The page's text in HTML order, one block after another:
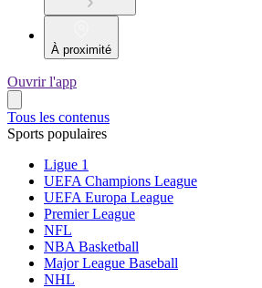
À proximité
Ouvrir l'app
Tous les contenus
Sports populaires
Ligue 1
UEFA Champions League
UEFA Europa League
Premier League
NFL
NBA Basketball
Major League Baseball
NHL